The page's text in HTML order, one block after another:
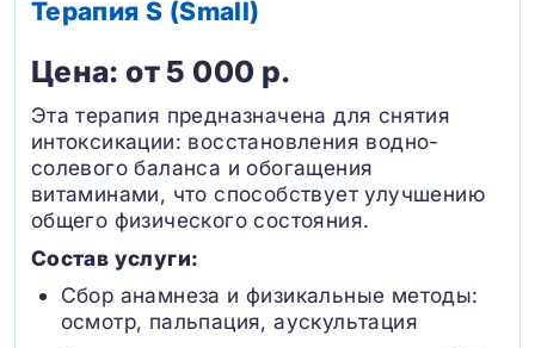
Терапия S (Small)
Цена: от 5 000 р.
Эта терапия предназначена для снятия
интоксикации: восстановления водно-
солевого баланса и обогащения
витаминами, что способствует улучшению
общего физического состояния.
Состав услуги:
Сбор анамнеза и физикальные методы:
осмотр, пальпация, аускультация